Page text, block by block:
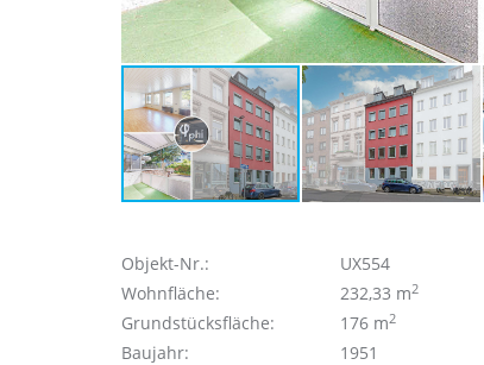
Objekt-Nr.: UX554
Wohnfläche:
232,33 m2
Grundstücksfläche: 176 m2
Baujahr: 1951